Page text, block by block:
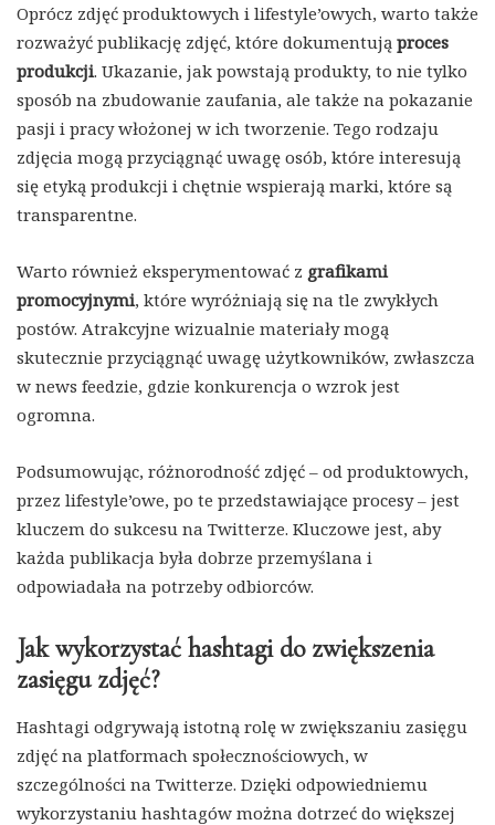
Oprócz zdjęć produktowych i lifestyle’owych, warto także
rozważyć publikację zdjęć, które dokumentują proces
produkcji. Ukazanie, jak powstają produkty, to nie tylko
sposób na zbudowanie zaufania, ale także na pokazanie
pasji i pracy włożonej w ich tworzenie. Tego rodzaju
zdjęcia mogą przyciągnąć uwagę osób, które interesują
się etyką produkcji i chętnie wspierają marki, które są
transparentne.
Warto również eksperymentować z grafikami
promocyjnymi, które wyróżniają się na tle zwykłych
postów. Atrakcyjne wizualnie materiały mogą
skutecznie przyciągnąć uwagę użytkowników, zwłaszcza
w news feedzie, gdzie konkurencja o wzrok jest
ogromna.
Podsumowując, różnorodność zdjęć – od produktowych,
przez lifestyle’owe, po te przedstawiające procesy – jest
kluczem do sukcesu na Twitterze. Kluczowe jest, aby
każda publikacja była dobrze przemyślana i
odpowiadała na potrzeby odbiorców.
Jak wykorzystać hashtagi do zwiększenia
zasięgu zdjęć?
Hashtagi odgrywają istotną rolę w zwiększaniu zasięgu
zdjęć na platformach społecznościowych, w
szczególności na Twitterze. Dzięki odpowiedniemu
wykorzystaniu hashtagów można dotrzeć do większej